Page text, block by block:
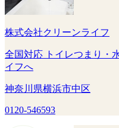
株式会社クリーンライフ
全国対応 トイレつまり・
イフへ
神奈川県横浜市中区
0120-546593